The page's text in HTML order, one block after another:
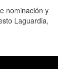
nominación y
Laguardia,